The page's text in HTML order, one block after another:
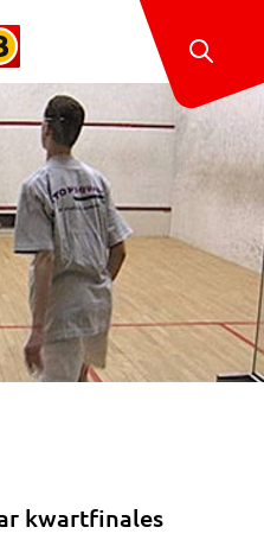
kwartfinales